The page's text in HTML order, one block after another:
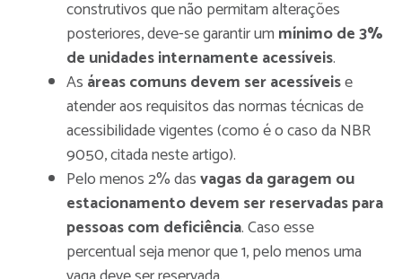
construtivos que não permitam alterações
posteriores, deve-se garantir um mínimo de 3%
de unidades internamente acessíveis.
As áreas comuns devem ser acessíveise
atender aos requisitos das normas técnicas de
acessibilidade vigentes (como é o caso da NBR
9050, citada neste artigo).
Pelo menos 2% dasvagas da garagem ou
estacionamento devem ser reservadas para
pessoas com deficiência. Caso esse
percentual seja menor que 1, pelo menos uma